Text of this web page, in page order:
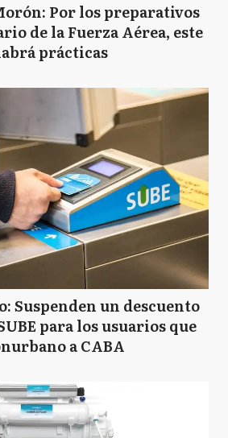
Por los preparativos
de la Fuerza Aérea, este
prácticas
Suspenden un descuento
para los usuarios que
a CABA